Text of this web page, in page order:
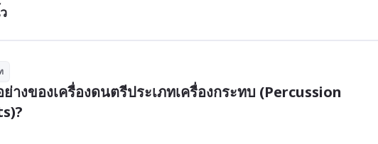
างของเครื่องดนตรีประเภทเครื่องกระทบ (Percussion